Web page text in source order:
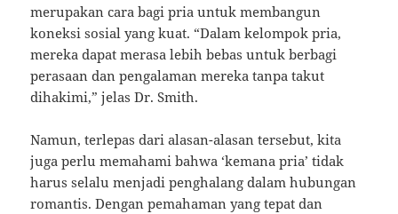
merupakan cara bagi pria untuk membangun
koneksi sosial yang kuat. “Dalam kelompok pria,
mereka dapat merasa lebih bebas untuk berbagi
perasaan dan pengalaman mereka tanpa takut
dihakimi,” jelas Dr. Smith.
Namun, terlepas dari alasan-alasan tersebut, kita
juga perlu memahami bahwa ‘kemana pria’ tidak
harus selalu menjadi penghalang dalam hubungan
romantis. Dengan pemahaman yang tepat dan